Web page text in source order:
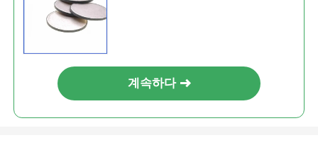
계속하다